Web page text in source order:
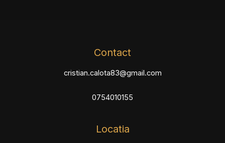
Contact
cristian.calota83@gmail.com
0754010155
Locatia